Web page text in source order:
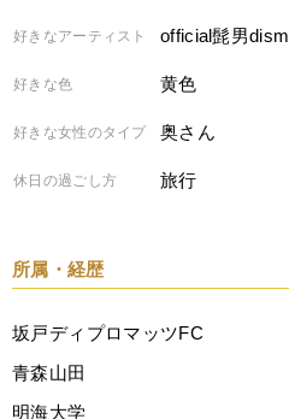
好きなアーティスト official髭男dism
好きな色 黄色
好きな女性のタイプ 奥さん
休日の過ごし方 旅行
所属・経歴
坂戸ディプロマッツFC
青森山田
明海大学